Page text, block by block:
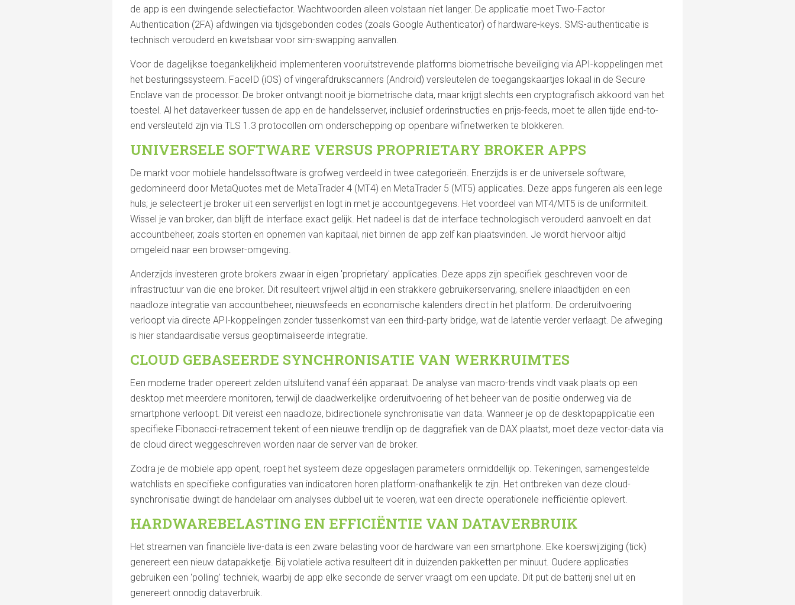
de app is een dwingende selectiefactor. Wachtwoorden alleen volstaan niet langer. De applicatie moet Two-Factor
Authentication (2FA) afdwingen via tijdsgebonden codes (zoals Google Authenticator) of hardware-keys. SMS-authenticatie is
technisch verouderd en kwetsbaar voor sim-swapping aanvallen.
Voor de dagelijkse toegankelijkheid implementeren vooruitstrevende platforms biometrische beveiliging via API-koppelingen met
het besturingssysteem. FaceID (iOS) of vingerafdrukscanners (Android) versleutelen de toegangskaartjes lokaal in de Secure
Enclave van de processor. De broker ontvangt nooit je biometrische data, maar krijgt slechts een cryptografisch akkoord van het
toestel. Al het dataverkeer tussen de app en de handelsserver, inclusief orderinstructies en prijs-feeds, moet te allen tijde end-to-
end versleuteld zijn via TLS 1.3 protocollen om onderschepping op openbare wifinetwerken te blokkeren.
UNIVERSELE SOFTWARE VERSUS PROPRIETARY BROKER APPS
De markt voor mobiele handelssoftware is grofweg verdeeld in twee categorieën. Enerzijds is er de universele software,
gedomineerd door MetaQuotes met de MetaTrader 4 (MT4) en MetaTrader 5 (MT5) applicaties. Deze apps fungeren als een lege
huls; je selecteert je broker uit een serverlijst en logt in met je accountgegevens. Het voordeel van MT4/MT5 is de uniformiteit.
Wissel je van broker, dan blijft de interface exact gelijk. Het nadeel is dat de interface technologisch verouderd aanvoelt en dat
accountbeheer, zoals storten en opnemen van kapitaal, niet binnen de app zelf kan plaatsvinden. Je wordt hiervoor altijd
omgeleid naar een browser-omgeving.
Anderzijds investeren grote brokers zwaar in eigen 'proprietary' applicaties. Deze apps zijn specifiek geschreven voor de
infrastructuur van die ene broker. Dit resulteert vrijwel altijd in een strakkere gebruikerservaring, snellere inlaadtijden en een
naadloze integratie van accountbeheer, nieuwsfeeds en economische kalenders direct in het platform. De orderuitvoering
verloopt via directe API-koppelingen zonder tussenkomst van een third-party bridge, wat de latentie verder verlaagt. De afweging
is hier standaardisatie versus geoptimaliseerde integratie.
CLOUD GEBASEERDE SYNCHRONISATIE VAN WERKRUIMTES
Een moderne trader opereert zelden uitsluitend vanaf één apparaat. De analyse van macro-trends vindt vaak plaats op een
desktop met meerdere monitoren, terwijl de daadwerkelijke orderuitvoering of het beheer van de positie onderweg via de
smartphone verloopt. Dit vereist een naadloze, bidirectionele synchronisatie van data. Wanneer je op de desktopapplicatie een
specifieke Fibonacci-retracement tekent of een nieuwe trendlijn op de daggrafiek van de DAX plaatst, moet deze vector-data via
de cloud direct weggeschreven worden naar de server van de broker.
Zodra je de mobiele app opent, roept het systeem deze opgeslagen parameters onmiddellijk op. Tekeningen, samengestelde
watchlists en specifieke configuraties van indicatoren horen platform-onafhankelijk te zijn. Het ontbreken van deze cloud-
synchronisatie dwingt de handelaar om analyses dubbel uit te voeren, wat een directe operationele inefficiëntie oplevert.
HARDWAREBELASTING EN EFFICIËNTIE VAN DATAVERBRUIK
Het streamen van financiële live-data is een zware belasting voor de hardware van een smartphone. Elke koerswijziging (tick)
genereert een nieuw datapakketje. Bij volatiele activa resulteert dit in duizenden pakketten per minuut. Oudere applicaties
gebruiken een 'polling' techniek, waarbij de app elke seconde de server vraagt om een update. Dit put de batterij snel uit en
genereert onnodig dataverbruik.